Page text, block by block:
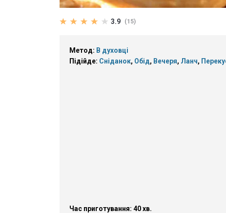
3.9 (15)
Метод: В духовці
Підійде: Сніданок, Обід, Вечеря, Ланч,
Час приготування: 40 хв.